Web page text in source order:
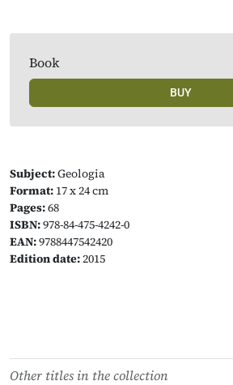
Subject:Geologia
Format: 17 x 24 cm
Pages:68
ISBN:978-84-475-4242-0
EAN:9788447542420
Edition date:2015
Book
BUY
Other titles in the collection